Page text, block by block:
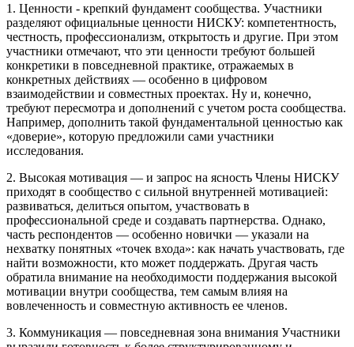
1. Ценности - крепкий фундамент сообщества. Участники
разделяют официальные ценности НИСКУ: компетентность,
честность, профессионализм, открытость и другие. При этом
участники отмечают, что эти ценности требуют большей
конкретики в повседневной практике, отражаемых в
конкретных действиях — особенно в цифровом
взаимодействии и совместных проектах. Ну и, конечно,
требуют пересмотра и дополнений с учетом роста сообщества.
Например, дополнить такой фундаментальной ценностью как
«доверие», которую предложили сами участники
исследования.
2. Высокая мотивация — и запрос на ясность Члены НИСКУ
приходят в сообщество с сильной внутренней мотивацией:
развиваться, делиться опытом, участвовать в
профессиональной среде и создавать партнерства. Однако,
часть респондентов — особенно новички — указали на
нехватку понятных «точек входа»: как начать участвовать, где
найти возможности, кто может поддержать. Другая часть
обратила внимание на необходимости поддержания высокой
мотивации внутри сообщества, тем самым влияя на
вовлеченность и совместную активность ее членов.
3. Коммуникация — повседневная зона внимания Участники